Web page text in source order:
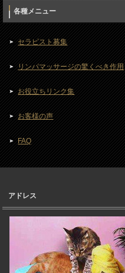
各種メニュー
セラピスト募集
リンパマッサージの驚くべき作用
お役立ちリンク集
お客様の声
FAQ
アドレス